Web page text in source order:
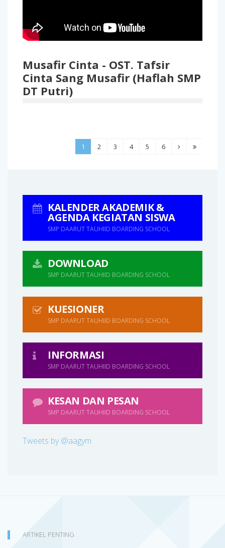
Musafir Cinta - OST. Tafsir
Cinta Sang Musafir (Haflah SMP
DT Putri)
1 2 3 4 5 6
KALENDER AKADEMIK &
AGENDA KEGIATAN SISWA
SMP DAARUT TAUHIID BOARDING SCHOOL
DOWNLOAD
SMP DAARUT TAUHIID BOARDING SCHOOL
KUESIONER
SMP DAARUT TAUHIID BOARDING SCHOOL
INFORMASI
SMP DAARUT TAUHIID BOARDING SCHOOL
KESAN DAN PESAN
SMP DAARUT TAUHIID BOARDING SCHOOL
Tweets by @aagym
ARTIKEL PENTING